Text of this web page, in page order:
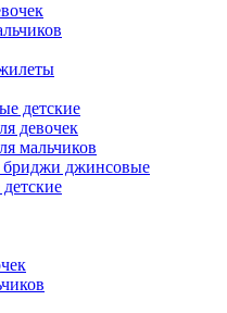
детские
девочек
мальчиков
бриджи джинсовые